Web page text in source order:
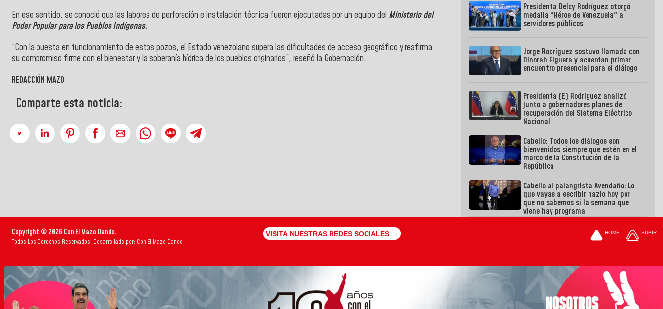
En ese sentido, se conoció que las labores de perforación e instalación técnica fueron ejecutadas por un equipo del Ministerio del
Poder Popular para los Pueblos Indígenas.
“Con la puesta en funcionamiento de estos pozos, el Estado venezolano supera las dificultades de acceso geográfico y reafirma
su compromiso firme con el bienestar y la soberanía hídrica de los pueblos originarios”, reseñó la Gobernación.
REDACCIÓN MAZO
Comparte esta noticia:
Presidenta Delcy Rodríguez otorgó
medalla "Héroe de Venezuela" a
servidores públicos
Jorge Rodríguez sostuvo llamada con
Dinorah Figuera y acuerdan primer
encuentro presencial para el diálogo
Presidenta (E) Rodríguez analizó
junto a gobernadores planes de
recuperación del Sistema Eléctrico
Nacional
Cabello: Todos los diálogos son
bienvenidos siempre que estén en el
marco de la Constitución de la
República
Cabello al palangrista Avendaño: Lo
que vayas a escribir hazlo hoy por
que no sabemos si la semana que
viene hay programa
Copyright © 2026 Con El Mazo Dando.
Todos Los Derechos Reservados. Desarrollado por: Con El Mazo Dando
VISITA NUESTRAS REDES SOCIALES → HOME SUBIR